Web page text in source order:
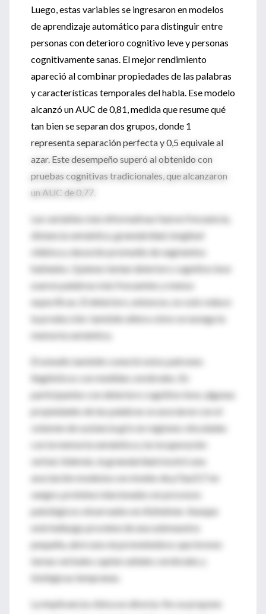
Luego, estas variables se ingresaron en modelos
de aprendizaje automático para distinguir entre
personas con deterioro cognitivo leve y personas
cognitivamente sanas. El mejor rendimiento
apareció al combinar propiedades de las palabras
y características temporales del habla. Ese modelo
alcanzó un AUC de 0,81, medida que resume qué
tan bien se separan dos grupos, donde 1
representa separación perfecta y 0,5 equivale al
azar. Este desempeño superó al obtenido con
pruebas cognitivas tradicionales, que alcanzaron
un AUC de 0,77.
Las variables más informativas fueron frecuencia,
distancia semántica, granularidad, longitud
silábica y duración promedio de segmentos
hablados. Quienes tenían deterioro cognitivo leve
usaron palabras más frecuentes y menos
específicas. El deterioro, entonces, no solo reduce
la producción: también altera cómo se navega la
memoria semántica.
El estudio también conectó estos patrones
lingüísticos con medidas cerebrales. En
participantes con deterioro cognitivo leve, algunas
propiedades de las palabras se asociaron con el
volumen de sustancia gris en regiones vinculadas
con la memoria semántica y la recuperación
verbal. Además, la granularidad mostró una
asociación modesta con niveles de pTau217 en
sangre, proteína relacionada con procesos
patológicos observados en Alzheimer. Aunque
este hallazgo proviene de una submuestra
pequeña, abre una vía prometedora: que breves
tareas verbales capten señales cerebrales y
biológicas tempranas.
La implicancia clínica es directa. No se propone